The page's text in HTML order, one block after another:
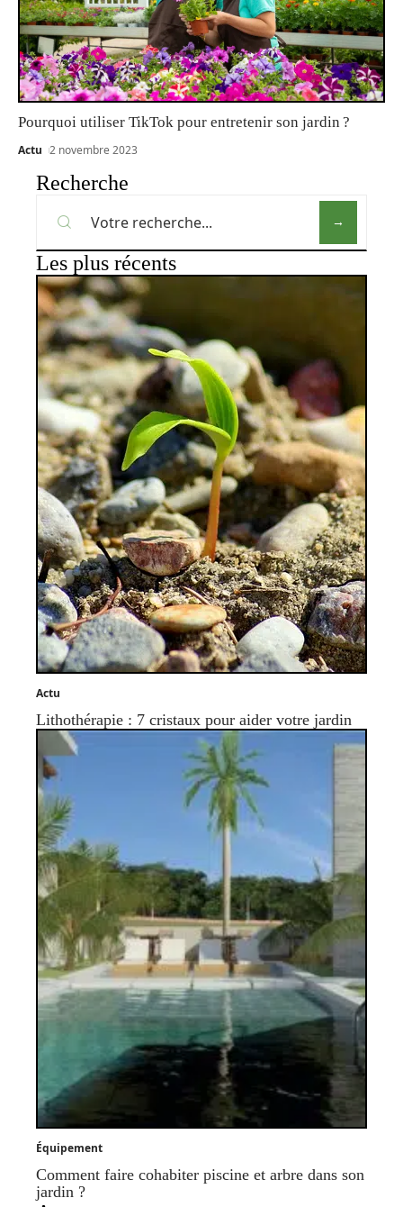
Pourquoi utiliser TikTok pour entretenir son jardin ?
Actu 2 novembre 2023
Recherche
Les plus récents
Actu
Lithothérapie : 7 cristaux pour aider votre jardin
Équipement
Comment faire cohabiter piscine et arbre dans son
jardin ?